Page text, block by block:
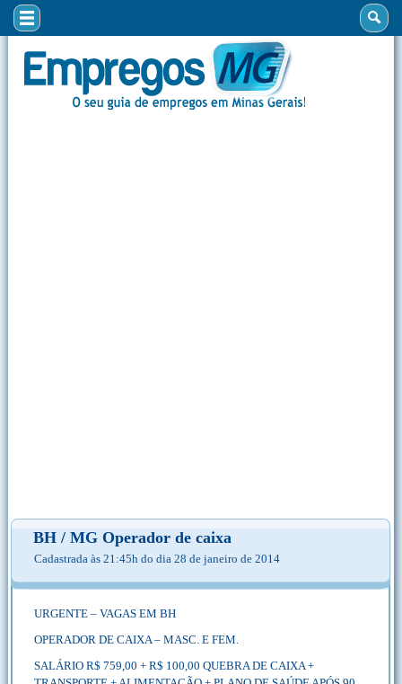
BH / MG Operador de caixa
Cadastrada às 21:45h do dia 28 de janeiro de 2014
URGENTE – VAGAS EM BH
OPERADOR DE CAIXA – MASC. E FEM.
SALÁRIO R$ 759,00 + R$ 100,00 QUEBRA DE CAIXA +